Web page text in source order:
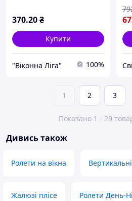
370.20₴
Купити
"Віконна Ліга" 100%
1 2 3
Показано 1 - 29
Дивись також
Ролети на вікна
Жалюзі плісе Ролети День-